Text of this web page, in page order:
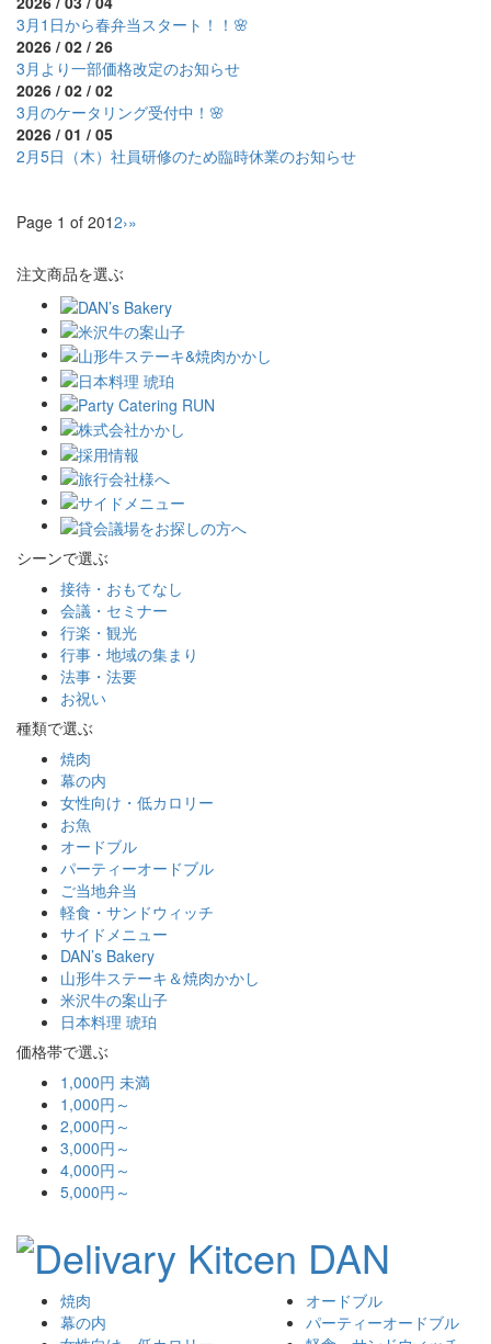
3月1日から春弁当スタート！！🌸
2026 / 02 / 26
3月より一部価格改定のお知らせ
2026 / 02 / 02
3月のケータリング受付中！🌸
2026 / 01 / 05
2月5日（木）社員研修のため臨時休業のお知らせ
Page 1 of 2012›»
注文商品を選ぶ
シーンで選ぶ
接待・おもてなし
会議・セミナー
行楽・観光
行事・地域の集まり
法事・法要
お祝い
種類で選ぶ
焼肉
幕の内
女性向け・低カロリー
お魚
オードブル
パーティーオードブル
ご当地弁当
軽食・サンドウィッチ
サイドメニュー
DAN’s Bakery
山形牛ステーキ＆焼肉かかし
米沢牛の案山子
日本料理 琥珀
価格帯で選ぶ
1,000円 未満
1,000円～
2,000円～
3,000円～
4,000円～
5,000円～
焼肉
幕の内
オードブル
パーティーオードブル